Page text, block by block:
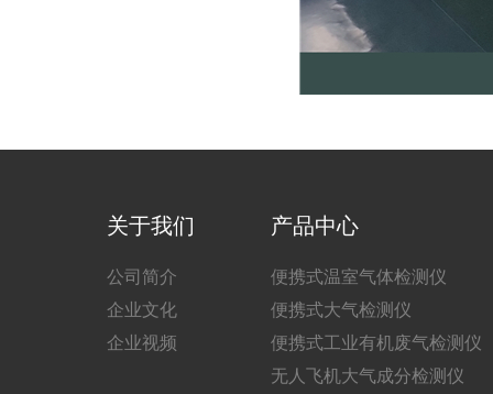
关于我们
公司简介
企业文化
企业视频
产品中心
便携式温室气体检测仪
便携式大气检测仪
便携式工业有机废气检测仪
无人飞机大气成分检测仪